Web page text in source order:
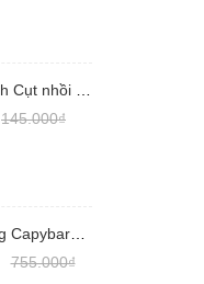
145.000₫
Chuột lang Capybara nhồi bông
755.000₫